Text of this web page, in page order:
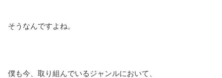
そうなんですよね。
僕も今、取り組んでいるジャンルにおいて、